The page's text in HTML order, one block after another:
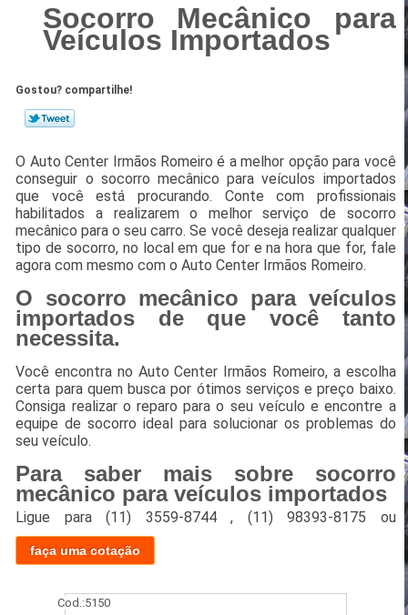
Socorro Mecânico para
Veículos Importados
Gostou? compartilhe!
O Auto Center Irmãos Romeiro é a melhor opção para você
conseguir o socorro mecânico para veículos importados
que você está procurando. Conte com profissionais
habilitados a realizarem o melhor serviço de socorro
mecânico para o seu carro. Se você deseja realizar qualquer
tipo de socorro, no local em que for e na hora que for, fale
agora com mesmo com o Auto Center Irmãos Romeiro.
O socorro mecânico para veículos
importados de que você tanto
necessita.
Você encontra no Auto Center Irmãos Romeiro, a escolha
certa para quem busca por ótimos serviços e preço baixo.
Consiga realizar o reparo para o seu veículo e encontre a
equipe de socorro ideal para solucionar os problemas do
seu veículo.
Para saber mais sobre socorro
mecânico para veículos importados
Ligue para(11) 3559-8744, (11) 98393-8175 ou
faça uma cotação
Cod.:5150